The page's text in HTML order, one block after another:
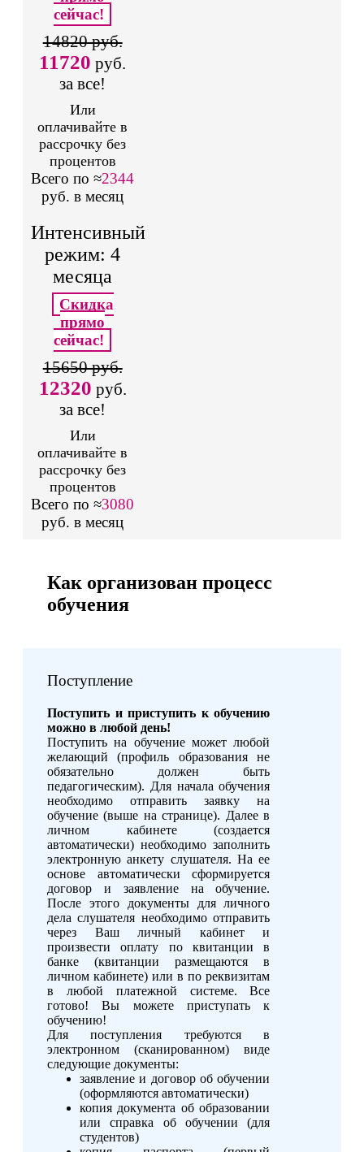
сейчас!
14820 руб.
11720 руб.
за все!
Или
оплачивайте в
рассрочку без
процентов
Всего по ≈2344
руб. в месяц
Интенсивный
режим: 4
месяца
Скидка
прямо
сейчас!
15650 руб.
12320 руб.
за все!
Или
оплачивайте в
рассрочку без
процентов
Всего по ≈3080
руб. в месяц
Как организован процесс
обучения
Поступление
Поступить и приступить к обучению
можно в любой день!
Поступить на обучение может любой
желающий (профиль образования не
обязательно должен быть
педагогическим). Для начала обучения
необходимо отправить заявку на
обучение (выше на странице). Далее в
личном кабинете (создается
автоматически) необходимо заполнить
электронную анкету слушателя. На ее
основе автоматически сформируется
договор и заявление на обучение.
После этого документы для личного
дела слушателя необходимо отправить
через Ваш личный кабинет и
произвести оплату по квитанции в
банке (квитанции размещаются в
личном кабинете) или в по реквизитам
в любой платежной системе. Все
готово! Вы можете приступать к
обучению!
Для поступления требуются в
электронном (сканированном) виде
следующие документы:
заявление и договор об обучении
(оформляются автоматически)
копия документа об образовании
или справка об обучении (для
студентов)